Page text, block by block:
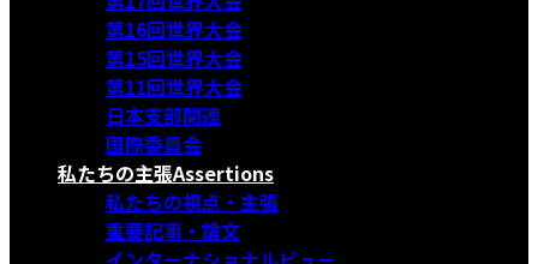
第16回世界大会
第15回世界大会
第11回世界大会
日本支部関連
国際委員会
私たちの主張Assertions
私たちの視点・主張
重要記事・論文